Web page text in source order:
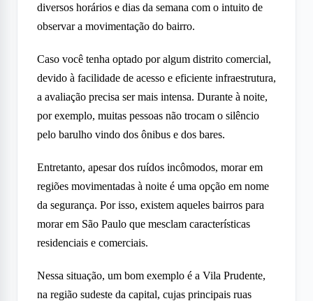
diversos horários e dias da semana com o intuito de
observar a movimentação do bairro.
Caso você tenha optado por algum distrito comercial,
devido à facilidade de acesso e eficiente infraestrutura,
a avaliação precisa ser mais intensa. Durante à noite,
por exemplo, muitas pessoas não trocam o silêncio
pelo barulho vindo dos ônibus e dos bares.
Entretanto, apesar dos ruídos incômodos, morar em
regiões movimentadas à noite é uma opção em nome
da segurança. Por isso, existem aqueles bairros para
morar em São Paulo que mesclam características
residenciais e comerciais.
Nessa situação, um bom exemplo é a Vila Prudente,
na região sudeste da capital, cujas principais ruas